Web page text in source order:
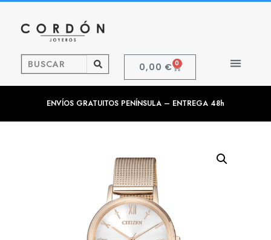
0,00 € 0
ENVÍOS GRATUITOS PENÍNSULA – ENTREGA 48h